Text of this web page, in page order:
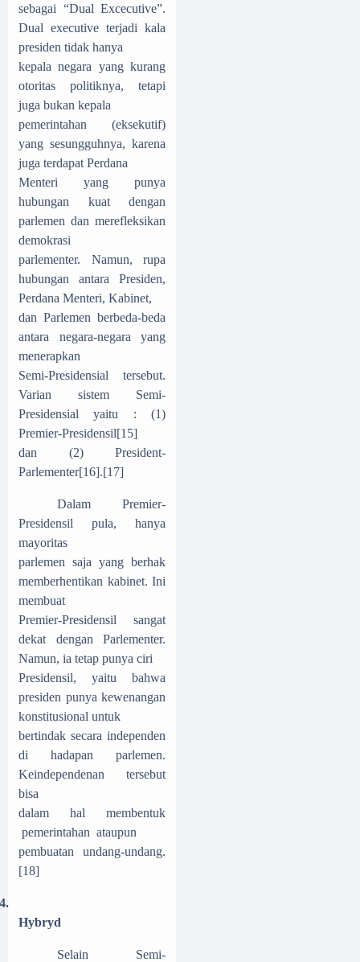
sebagai “Dual Excecutive”.
Dual executive terjadi kala
presiden tidak hanya
kepala negara yang kurang
otoritas politiknya, tetapi
juga bukan kepala
pemerintahan (eksekutif)
yang sesungguhnya, karena
juga terdapat Perdana
Menteri yang punya
hubungan kuat dengan
parlemen dan merefleksikan
demokrasi
parlementer. Namun, rupa
hubungan antara Presiden,
Perdana Menteri, Kabinet,
dan Parlemen berbeda-beda
antara negara-negara yang
menerapkan
Semi-Presidensial tersebut.
Varian sistem Semi-
Presidensial yaitu : (1)
Premier-Presidensil[15]
dan (2) President-
Parlementer[16].[17]
Dalam Premier-
Presidensil pula, hanya
mayoritas
parlemen saja yang berhak
memberhentikan kabinet. Ini
membuat
Premier-Presidensil sangat
dekat dengan Parlementer.
Namun, ia tetap punya ciri
Presidensil, yaitu bahwa
presiden punya kewenangan
konstitusional untuk
bertindak secara independen
di hadapan parlemen.
Keindependenan tersebut
bisa
dalam hal membentuk
pemerintahan ataupun
pembuatan undang-undang.
[18]
4.
Hybryd
Selain Semi-